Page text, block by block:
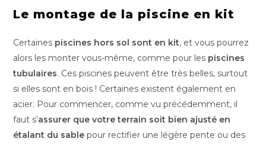
Le montage de la piscine en kit
Certaines piscines hors sol sont en kit, et vous pourrez
alors les monter vous-même, comme pour les piscines
tubulaires. Ces piscines peuvent être très belles, surtout
si elles sont en bois ! Certaines existent également en
acier. Pour commencer, comme vu précédemment, il
faut s’assurer que votre terrain soit bien ajusté en
étalant du sable pour rectifier une légère pente ou des